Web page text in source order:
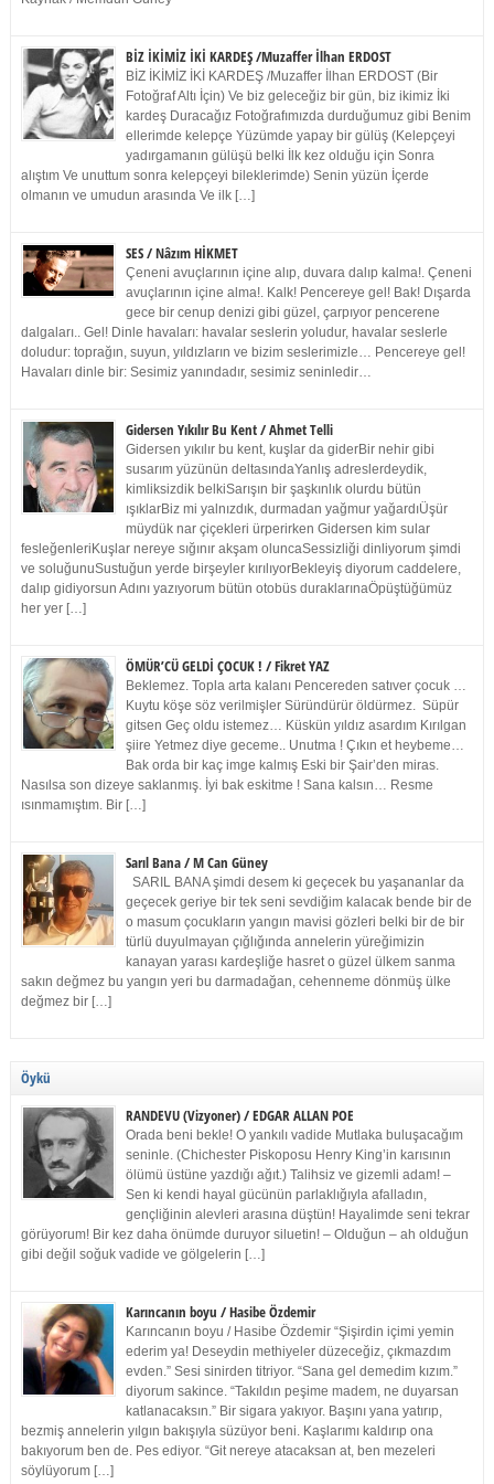
BİZ İKİMİZ İKİ KARDEŞ /Muzaffer İlhan ERDOST
BİZ İKİMİZ İKİ KARDEŞ /Muzaffer İlhan ERDOST (Bir
Fotoğraf Altı İçin) Ve biz geleceğiz bir gün, biz ikimiz İki
kardeş Duracağız Fotoğrafımızda durduğumuz gibi Benim
ellerimde kelepçe Yüzümde yapay bir gülüş (Kelepçeyi
yadırgamanın gülüşü belki İlk kez olduğu için Sonra
alıştım Ve unuttum sonra kelepçeyi bileklerimde) Senin yüzün İçerde
olmanın ve umudun arasında Ve ilk […]
SES / Nâzım HİKMET
Çeneni avuçlarının içine alıp, duvara dalıp kalma!. Çeneni
avuçlarının içine alma!. Kalk! Pencereye gel! Bak! Dışarda
gece bir cenup denizi gibi güzel, çarpıyor pencerene
dalgaları.. Gel! Dinle havaları: havalar seslerin yoludur, havalar seslerle
doludur: toprağın, suyun, yıldızların ve bizim seslerimizle… Pencereye gel!
Havaları dinle bir: Sesimiz yanındadır, sesimiz seninledir…
Gidersen Yıkılır Bu Kent / Ahmet Telli
Gidersen yıkılır bu kent, kuşlar da giderBir nehir gibi
susarım yüzünün deltasındaYanlış adreslerdeydik,
kimliksizdik belkiSarışın bir şaşkınlık olurdu bütün
ışıklarBiz mi yalnızdık, durmadan yağmur yağardıÜşür
müydük nar çiçekleri ürperirken Gidersen kim sular
fesleğenleriKuşlar nereye sığınır akşam oluncaSessizliği dinliyorum şimdi
ve soluğunuSustuğun yerde birşeyler kırılıyorBekleyiş diyorum caddelere,
dalıp gidiyorsun Adını yazıyorum bütün otobüs duraklarınaÖpüştüğümüz
her yer […]
ÖMÜR’CÜ GELDİ ÇOCUK ! / Fikret YAZ
Beklemez. Topla arta kalanı Pencereden satıver çocuk …
Kuytu köşe söz verilmişler Süründürür öldürmez. Süpür
gitsen Geç oldu istemez… Küskün yıldız asardım Kırılgan
şiire Yetmez diye geceme.. Unutma ! Çıkın et heybeme…
Bak orda bir kaç imge kalmış Eski bir Şair’den miras.
Nasılsa son dizeye saklanmış. İyi bak eskitme ! Sana kalsın… Resme
ısınmamıştım. Bir […]
Sarıl Bana / M Can Güney
SARIL BANA şimdi desem ki geçecek bu yaşananlar da
geçecek geriye bir tek seni sevdiğim kalacak bende bir de
o masum çocukların yangın mavisi gözleri belki bir de bir
türlü duyulmayan çığlığında annelerin yüreğimizin
kanayan yarası kardeşliğe hasret o güzel ülkem sanma
sakın değmez bu yangın yeri bu darmadağan, cehenneme dönmüş ülke
değmez bir […]
Öykü
RANDEVU (Vizyoner) / EDGAR ALLAN POE
Orada beni bekle! O yankılı vadide Mutlaka buluşacağım
seninle. (Chichester Piskoposu Henry King’in karısının
ölümü üstüne yazdığı ağıt.) Talihsiz ve gizemli adam! –
Sen ki kendi hayal gücünün parlaklığıyla afalladın,
gençliğinin alevleri arasına düştün! Hayalimde seni tekrar
görüyorum! Bir kez daha önümde duruyor siluetin! – Olduğun – ah olduğun
gibi değil soğuk vadide ve gölgelerin […]
Karıncanın boyu / Hasibe Özdemir
Karıncanın boyu / Hasibe Özdemir “Şişirdin içimi yemin
ederim ya! Deseydin methiyeler düzeceğiz, çıkmazdım
evden.” Sesi sinirden titriyor. “Sana gel demedim kızım.”
diyorum sakince. “Takıldın peşime madem, ne duyarsan
katlanacaksın.” Bir sigara yakıyor. Başını yana yatırıp,
bezmiş annelerin yılgın bakışıyla süzüyor beni. Kaşlarımı kaldırıp ona
bakıyorum ben de. Pes ediyor. “Git nereye atacaksan at, ben mezeleri
söylüyorum […]